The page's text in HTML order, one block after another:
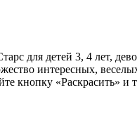
для детей 3, 4 лет,
интересных,
кнопку «Раскрасить»